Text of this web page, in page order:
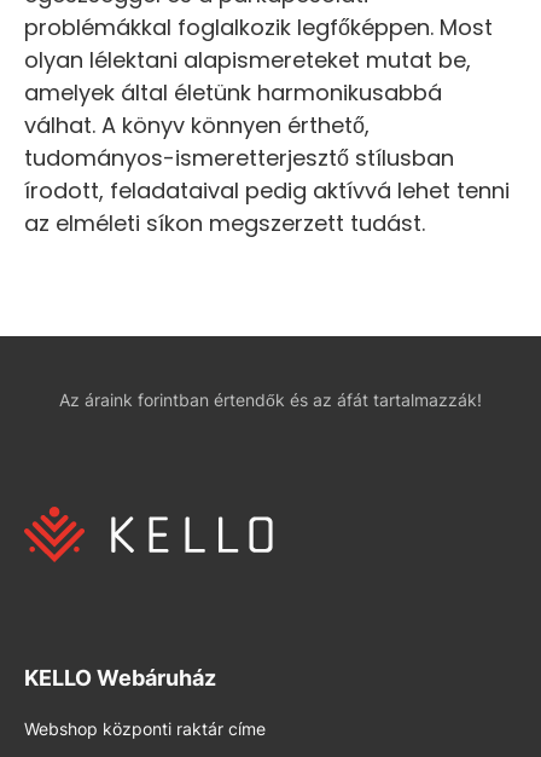
problémákkal foglalkozik legfőképpen. Most
olyan lélektani alapismereteket mutat be,
amelyek által életünk harmonikusabbá
válhat. A könyv könnyen érthető,
tudományos-ismeretterjesztő stílusban
írodott, feladataival pedig aktívvá lehet tenni
az elméleti síkon megszerzett tudást.
Az áraink forintban értendők és az áfát tartalmazzák!
KELLO Webáruház
Webshop központi raktár címe